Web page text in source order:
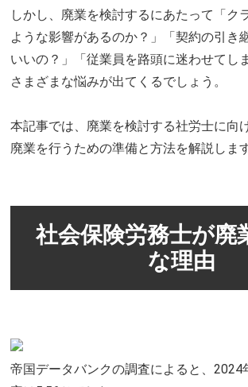
しかし、廃業を検討するにあたって「ク
ような影響があるのか？」「契約の引き
いいの？」「従業員を路頭に迷わせてし
さまざまな悩みが出てくるでしょう。
本記事では、廃業を検討する社労士に向
廃業を行うための準備と方法を解説します
社会保険労務士が廃
な理由
帝国データバンクの調査によると、2024